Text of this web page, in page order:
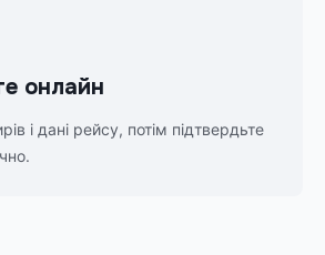
онлайн
і дані рейсу, потім підтвердьте